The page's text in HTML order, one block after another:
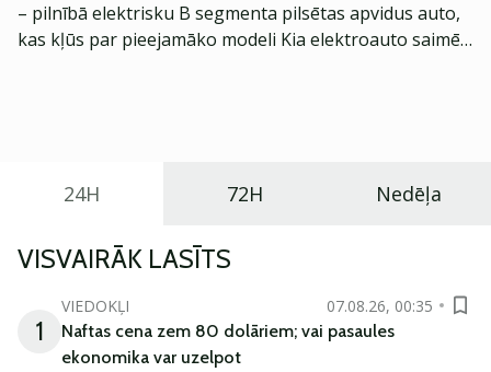
– pilnībā elektrisku B segmenta pilsētas apvidus auto,
kas kļūs par pieejamāko modeli Kia elektroauto saimē
24H 72H Nedēļa
VISVAIRĀK LASĪTS
1
VIEDOKĻI
07.08.26, 00:35
Naftas cena zem 80 dolāriem; vai pasaules
ekonomika var uzelpot